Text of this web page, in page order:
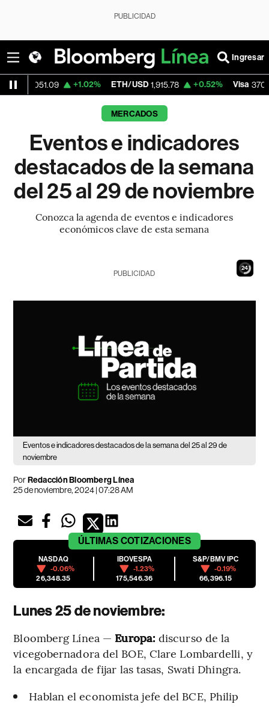
PUBLICIDAD
Ingresar
+1.02% ETH/USD 1,915.78 +0.52% Visa 370.47
MERCADOS
Eventos e indicadores
destacados de la semana
del 25 al 29 de noviembre
Conozca la agenda de eventos e indicadores
económicos clave de esta semana
23
PUBLICIDAD
Eventos e indicadores destacados de la semana del 25 al 29 de
noviembre
PorRedacción Bloomberg Línea
25 de noviembre, 2024 | 07:28 AM
ÚLTIMAS COTIZACIONES
NASDAQ
-0.06%
26,348.35
IBOVESPA
-1.23%
175,546.36
S&P/BMV IPC
-0.19%
66,396.15
Lunes 25 de noviembre:
Bloomberg Línea — Europa: discurso de la
vicegobernadora del BOE, Clare Lombardelli, y
la encargada de fijar las tasas, Swati Dhingra.
Hablan el economista jefe del BCE, Philip